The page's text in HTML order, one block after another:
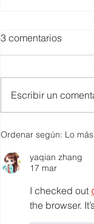
SMARTCO se
Biblioteca de
FIDAL, un
preserva el
democratiza
3 comentarios
Escribir un
Ordenar según: Lo
yaqian zhang
17 mar
I checked out
the browser.